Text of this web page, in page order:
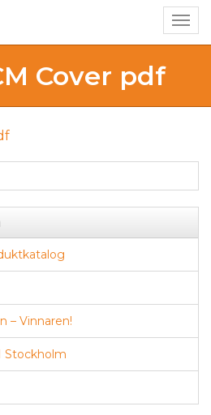
Cover pdf
– Vinnaren!
Stockholm